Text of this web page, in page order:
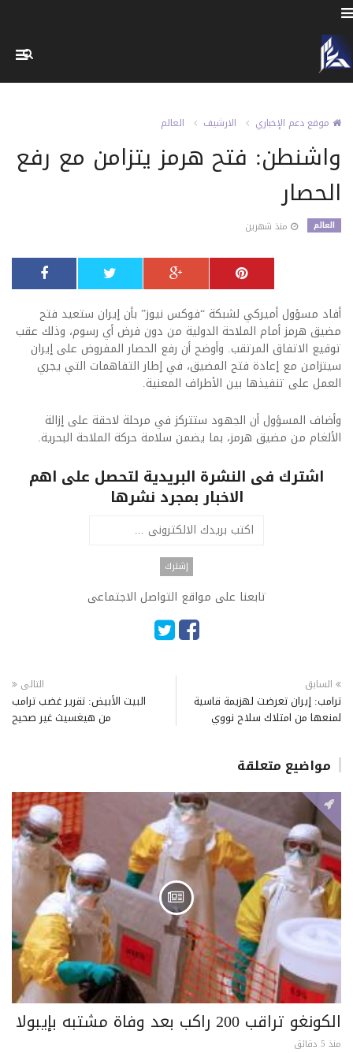
موقع دعم الإخباري الارشيف العالم
واشنطن: فتح هرمز يتزامن مع رفع
الحصار
العالم منذ شهرين
أفاد مسؤول أميركي لشبكة “فوكس نيوز” بأن إيران ستعيد فتح
مضيق هرمز أمام الملاحة الدولية من دون فرض أي رسوم، وذلك عقب
توقيع الاتفاق المرتقب. وأوضح أن رفع الحصار المفروض على إيران
سيتزامن مع إعادة فتح المضيق، في إطار التفاهمات التي يجري
العمل على تنفيذها بين الأطراف المعنية.
وأضاف المسؤول أن الجهود ستتركز في مرحلة لاحقة على إزالة
الألغام من مضيق هرمز، بما يضمن سلامة حركة الملاحة البحرية.
اشترك فى النشرة البريدية لتحصل على اهم
الاخبار بمجرد نشرها
تابعنا على مواقع التواصل الاجتماعى
السابق
ترامب: إيران تعرضت لهزيمة قاسية
لمنعها من امتلاك سلاح نووي
التالى
البيت الأبيض: تقرير غضب ترامب
من هيغسيث غير صحيح
مواضيع متعلقة
الكونغو تراقب 200 راكب بعد وفاة مشتبه بإيبولا
منذ 5 دقائق